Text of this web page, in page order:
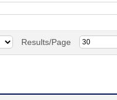
Results/Page